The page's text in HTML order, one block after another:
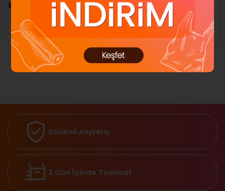
₺13,44
Sepete Ekle
₺24,96
Sepete Ekle
Güvenli Alışveriş
2 Gün İçinde Teslimat